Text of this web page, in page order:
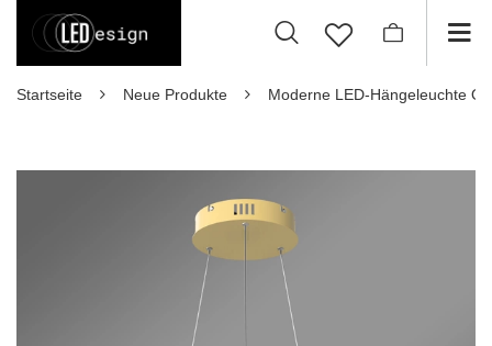
Startseite Neue Produkte Moderne LED-Hängeleuchte